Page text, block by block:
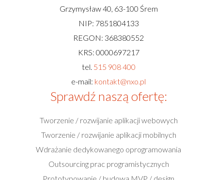
Grzymysław 40, 63-100 Śrem
NIP: 7851804133
REGON: 368380552
KRS: 0000697217
tel. 515 908 400
e-mail: kontakt@nxo.pl
Sprawdź naszą ofertę:
Tworzenie / rozwijanie aplikacji webowych
Tworzenie / rozwijanie aplikacji mobilnych
Wdrażanie dedykowanego oprogramowania
Outsourcing prac programistycznych